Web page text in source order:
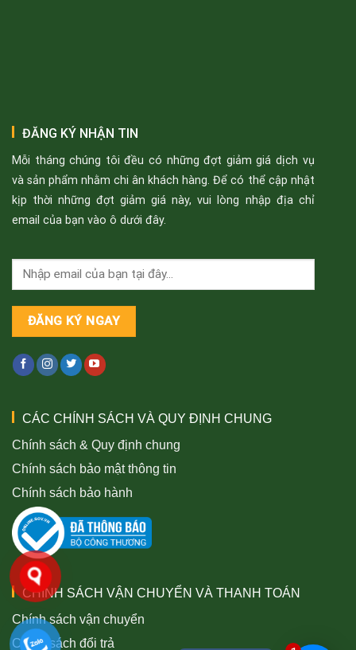
ĐĂNG KÝ NHẬN TIN
Mỗi tháng chúng tôi đều có những đợt giảm giá dịch vụ
và sản phẩm nhằm chi ân khách hàng. Để có thể cập nhật
kịp thời những đợt giảm giá này, vui lòng nhập địa chỉ
email của bạn vào ô dưới đây.
CÁC CHÍNH SÁCH VÀ QUY ĐỊNH CHUNG
Chính sách & Quy định chung
Chính sách bảo mật thông tin
Chính sách bảo hành
CHÍNH SÁCH VẬN CHUYỂN VÀ THANH TOÁN
Chính sách vận chuyển
Chính sách đổi trả